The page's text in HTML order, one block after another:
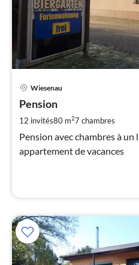
Wiesenau
Pension
12 invités80 m27 chambres
Pension avec chambres à un
appartement de vacances